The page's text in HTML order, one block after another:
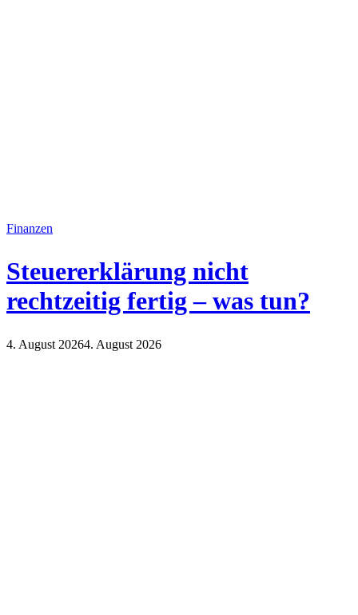
Finanzen
Steuererklärung nicht
rechtzeitig fertig – was tun?
4. August 20264. August 2026